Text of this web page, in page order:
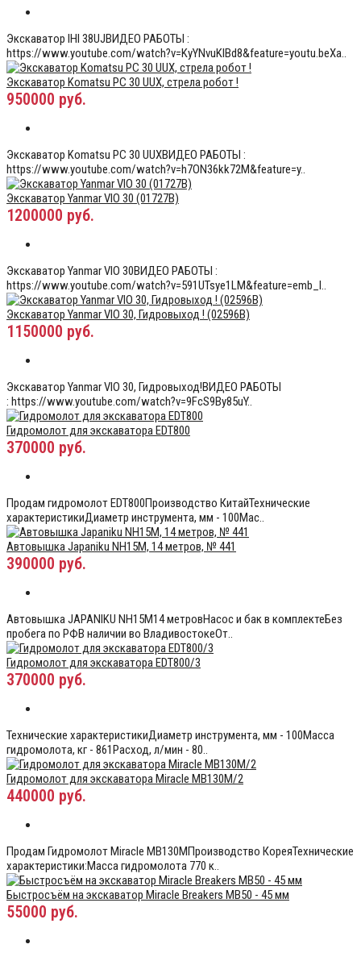
Экскаватор IHI 38UJВИДЕО РАБОТЫ :
https://www.youtube.com/watch?v=KyYNvuKIBd8&feature=youtu.beХа..
Экскаватор Komatsu PC 30 UUX, стрела робот !
950000 руб.
Экскаватор Komatsu PC 30 UUXВИДЕО РАБОТЫ :
https://www.youtube.com/watch?v=h7ON36kk72M&feature=y..
Экскаватор Yanmar VIO 30 (01727B)
1200000 руб.
Экскаватор Yanmar VIO 30ВИДЕО РАБОТЫ :
https://www.youtube.com/watch?v=591UTsye1LM&feature=emb_l..
Экскаватор Yanmar VIO 30, Гидровыход ! (02596В)
1150000 руб.
Экскаватор Yanmar VIO 30, Гидровыход!ВИДЕО РАБОТЫ
: https://www.youtube.com/watch?v=9FcS9By85uY..
Гидромолот для экскаватора EDT800
370000 руб.
Продам гидромолот EDT800Производство КитайТехнические
характеристикиДиаметр инструмента, мм - 100Мас..
Автовышка Japaniku NH15M, 14 метров, № 441
390000 руб.
Автовышка JAPANIKU NH15M14 метровНасос и бак в комплектеБез
пробега по РФВ наличии во ВладивостокеОт..
Гидромолот для экскаватора EDT800/3
370000 руб.
Технические характеристикиДиаметр инструмента, мм - 100Масса
гидромолота, кг - 861Расход, л/мин - 80..
Гидромолот для экскаватора Miracle MB130M/2
440000 руб.
Продам Гидромолот Miracle MB130MПроизводство КореяТехнические
характеристики:Масса гидромолота 770 к..
Быстросъём на экскаватор Miracle Breakers MB50 - 45 мм
55000 руб.